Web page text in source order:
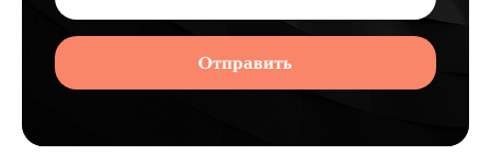
Отправить
mode_bild@mail.ru
Почта: